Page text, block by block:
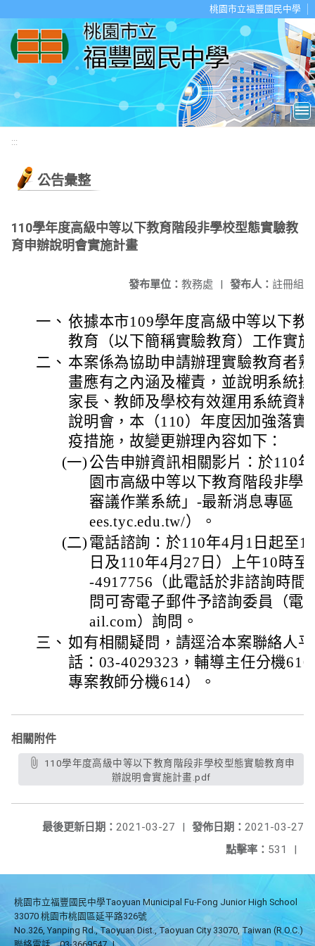
桃園市立福豐國民中學
:::
公告彙整
110學年度高級中等以下教育階段非學校型態實驗教
育申辦說明會實施計畫
發布人： 註冊組
發布單位： 教務處 |
一、 依據本市109學年度高級中等以下教
教育（以下簡稱實驗教育）工作實
二、 本案係為協助申請辦理實驗教育者
畫應有之內涵及權責，並說明系統
家長、教師及學校有效運用系統資
說明會，本（110）年度因加強落實
疫措施，故變更辦理內容如下：
(一) 公告申辦資訊相關影片：於110
園市高級中等以下教育階段非學
審議作業系統」-最新消息專區（
ees.tyc.edu.tw/）。
(二) 電話諮詢：於110年4月1日起至
日及110年4月27日）上午10時
-4917756（此電話於非諮詢時間
問可寄電子郵件予諮詢委員（電
ail.com）詢問。
三、 如有相關疑問，請逕洽本案聯絡人
話：03-4029323，輔導主任分機
專案教師分機614）。
相關附件
辦說明會實施計畫.pdf
發佈日期： 2021-03-27
最後更新日期： 2021-03-27
|
點擊率： 531 |
桃園市立福豐國民中學Taoyuan Municipal Fu-Fong Junior High School
33070 桃園市桃園區延平路326號
No.326, Yanping Rd., Taoyuan Dist., Taoyuan City 33070, Taiwan (R.O.C.)